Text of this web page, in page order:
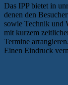
Das IPP bietet in
denen den
sowie Technik und
mit kurzem
Termine
Einen Eindruck